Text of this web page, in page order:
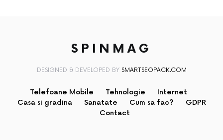
SPINMAG
DESIGNED & DEVELOPED BY SMARTSEOPACK.COM
Telefoane Mobile Tehnologie
Internet
Casa si gradina
Sanatate Cum sa fac?
GDPR
Contact